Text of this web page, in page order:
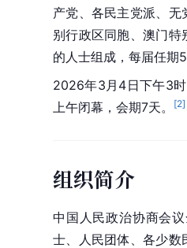
产党、各民主党派、
别行政区同胞、澳门
的人士组成，每届任期
2026年3月4日下午3
上午闭幕，会期7天。
[2]
组织简介
中国人民政治协商会
士、人民团体、各少数